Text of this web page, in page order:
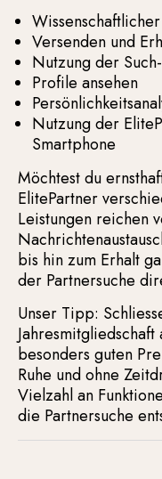
Versenden und
Nutzung der
Profile ansehen
Nutzung der
Smartphone
Möchtest du
ElitePartner
Leistungen reichen
bis hin zum Erhalt
der Partnersuche
Unser Tipp:
besonders guten
Ruhe und ohne
Vielzahl an
die Partnersuche